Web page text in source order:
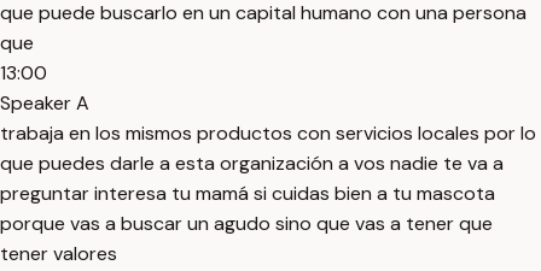
que puede buscarlo en un capital humano con una persona
que
13:00
Speaker A
trabaja en los mismos productos con servicios locales por lo
que puedes darle a esta organización a vos nadie te va a
preguntar interesa tu mamá si cuidas bien a tu mascota
porque vas a buscar un agudo sino que vas a tener que
tener valores